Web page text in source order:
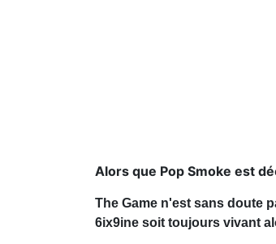
Alors que Pop Smoke est
The Game n'est sans doute
6ix9ine soit toujours vivant